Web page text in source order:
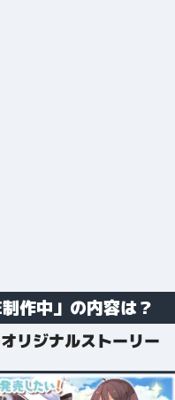
作中」の内容は？
リジナルストーリー